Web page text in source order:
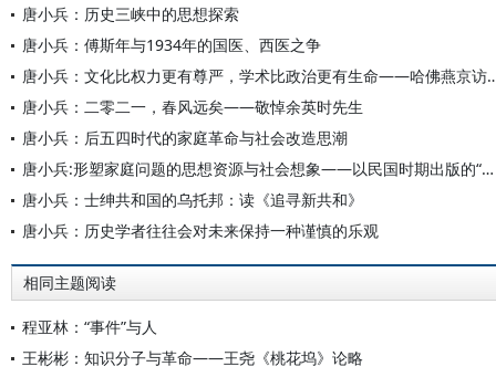
唐小兵：历史三峡中的思想探索
唐小兵：傅斯年与1934年的国医、西医之争
唐小兵：文化比权力更有尊严
唐小兵：二零二一，春风远矣——敬悼余英时先生
唐小兵：后五四时代的家庭革命与社会改造思潮
唐小兵:形塑家庭问题的思想资源与社会想象——以民国时期出版的“社会问题”系列图书为中心的考察
唐小兵：士绅共和国的乌托邦：读《追寻新共和》
唐小兵：历史学者往往会对未来保持一种谨慎的乐观
相同主题阅读
程亚林：“事件”与人
王彬彬：知识分子与革命——王尧《桃花坞》论略